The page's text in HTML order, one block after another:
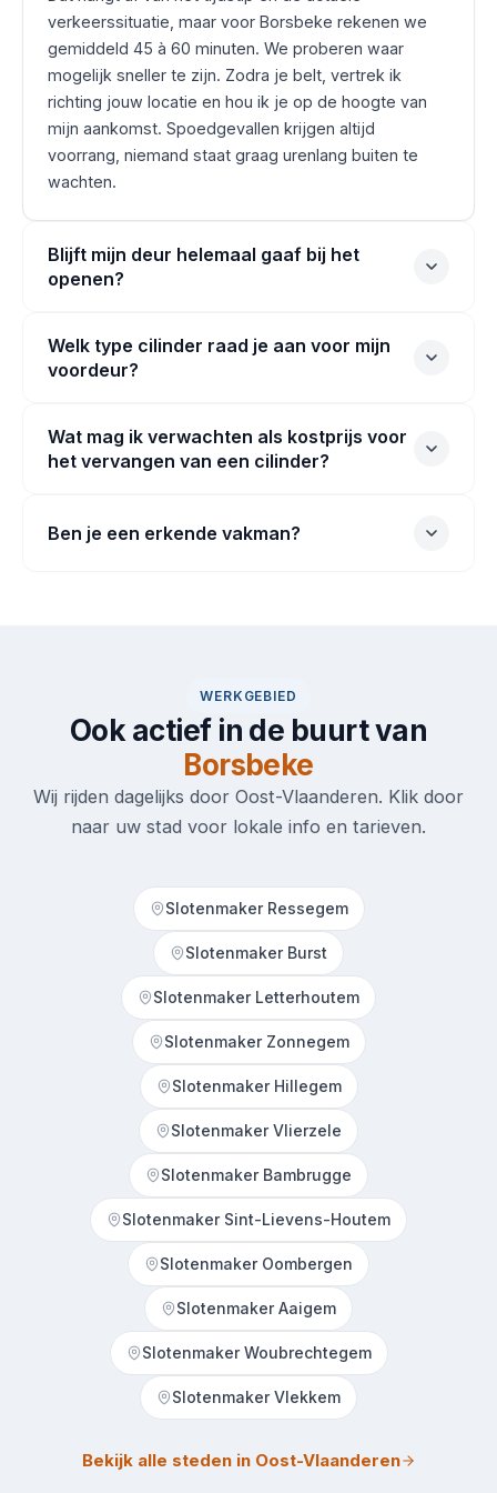
verkeerssituatie, maar voor Borsbeke rekenen we
gemiddeld 45 à 60 minuten. We proberen waar
mogelijk sneller te zijn. Zodra je belt, vertrek ik
richting jouw locatie en hou ik je op de hoogte van
mijn aankomst. Spoedgevallen krijgen altijd
voorrang, niemand staat graag urenlang buiten te
wachten.
Blijft mijn deur helemaal gaaf bij het
openen?
Welk type cilinder raad je aan voor mijn
voordeur?
Wat mag ik verwachten als kostprijs voor
het vervangen van een cilinder?
Ben je een erkende vakman?
WERKGEBIED
Ook actief in de buurt van
Borsbeke
Wij rijden dagelijks door Oost-Vlaanderen. Klik door
naar uw stad voor lokale info en tarieven.
Slotenmaker Ressegem
Slotenmaker Burst
Slotenmaker Letterhoutem
Slotenmaker Zonnegem
Slotenmaker Hillegem
Slotenmaker Vlierzele
Slotenmaker Bambrugge
Slotenmaker Sint-Lievens-Houtem
Slotenmaker Oombergen
Slotenmaker Aaigem
Slotenmaker Woubrechtegem
Slotenmaker Vlekkem
Bekijk alle steden in Oost-Vlaanderen